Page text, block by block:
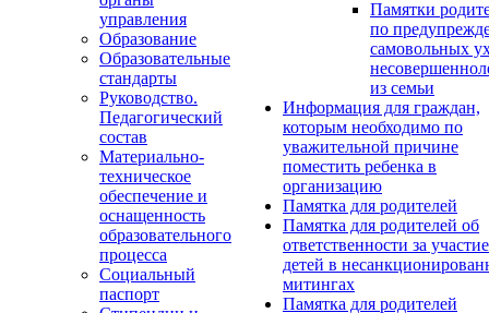
управления
Образование
Образовательные
стандарты
Руководство.
Педагогический
состав
Материально-
техническое
обеспечение и
оснащенность
образовательного
процесса
Социальный
паспорт
Памятки
по
самовольных
из семьи
Информация для граждан,
которым необходимо по
уважительной причине
поместить ребенка в
организацию
Памятка для родителей
Памятка для родителей об
ответственности за участие
детей в
митингах
Памятка для родителей